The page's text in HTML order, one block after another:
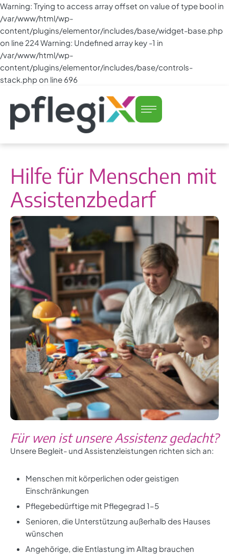
Warning: Trying to access array offset on value of type bool in
/var/www/html/wp-
content/plugins/elementor/includes/base/widget-base.php
on line 224 Warning: Undefined array key -1 in
/var/www/html/wp-
content/plugins/elementor/includes/base/controls-
stack.php on line 696
Hilfe für Menschen mit
Assistenzbedarf
Für wen ist unsere Assistenz gedacht?
Unsere Begleit- und Assistenzleistungen richten sich an:
Menschen mit körperlichen oder geistigen
Einschränkungen
Pflegebedürftige mit Pflegegrad 1–5
Senioren, die Unterstützung außerhalb des Hauses
wünschen
Angehörige, die Entlastung im Alltag brauchen